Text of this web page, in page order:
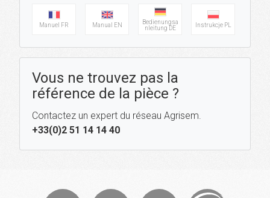
Manuel FR Manual EN
Bedienungsa
nleitung DE
Instrukcje PL
Vous ne trouvez pas la
référence de la pièce ?
Contactez un expert du réseau Agrisem.
+33(0)2 51 14 14 40